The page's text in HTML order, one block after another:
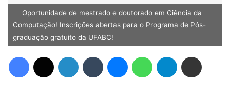
Oportunidade de mestrado e doutorado em Ciência da
Computação! Inscrições abertas para o Programa de Pós-
graduação gratuito da UFABC!